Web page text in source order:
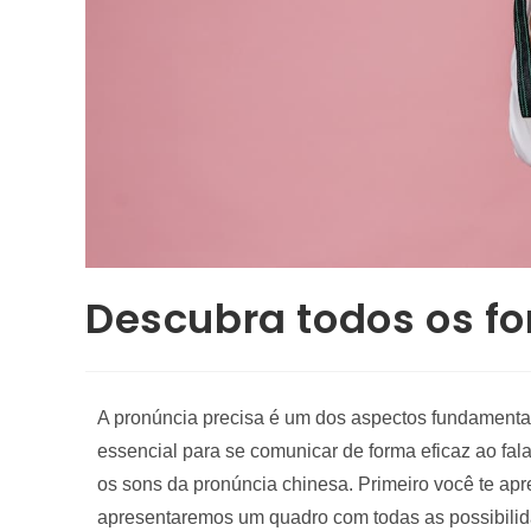
Descubra todos os
A pronúncia precisa é um dos aspectos
essencial para se comunicar de forma eficaz ao
os sons da pronúncia chinesa. Primeiro você te
apresentaremos um quadro com todas as